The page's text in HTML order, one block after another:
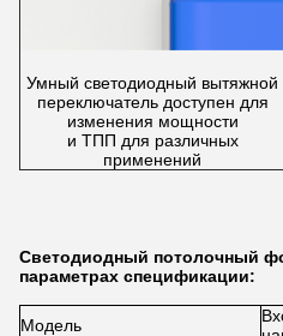
Умный светодиодный вытяжной
переключатель доступен для
изменения мощности
и ТПП для различных
применений
Светодиодный потолочный
параметрах спецификации:
Модель